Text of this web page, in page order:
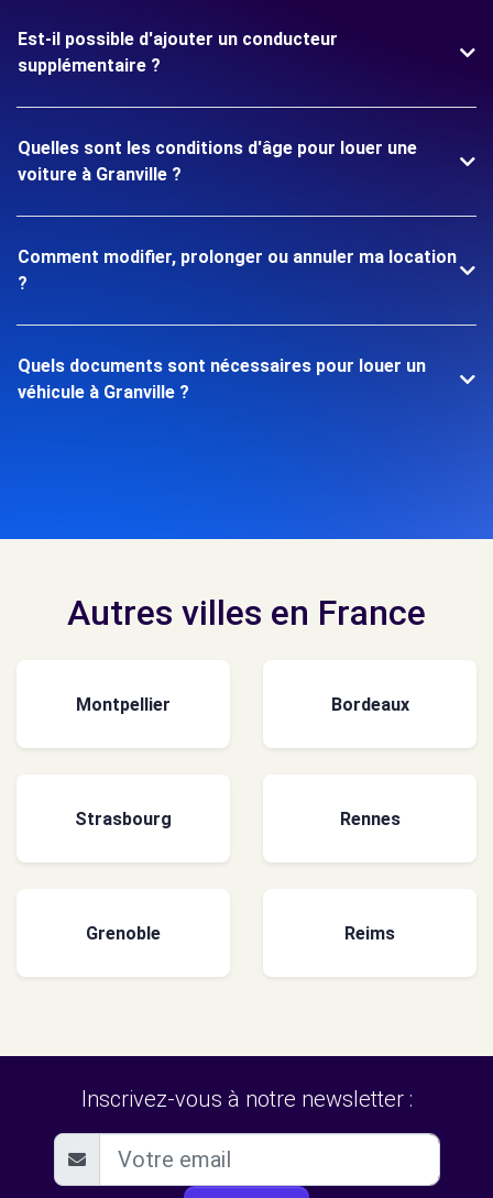
Est-il possible d'ajouter un conducteur
supplémentaire ?
Quelles sont les conditions d'âge pour louer une
voiture à Granville ?
Comment modifier, prolonger ou annuler ma location
?
Quels documents sont nécessaires pour louer un
véhicule à Granville ?
Autres villes en France
Montpellier Bordeaux
Strasbourg Rennes
Grenoble Reims
Inscrivez-vous à notre newsletter :